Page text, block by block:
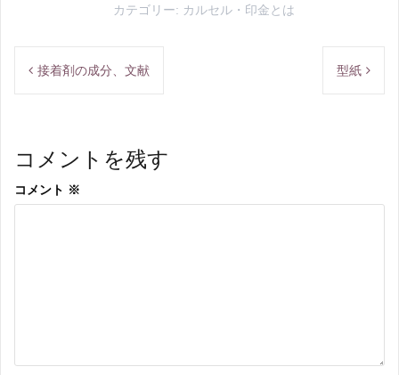
カテゴリー: カルセル ・ 印金とは
投
ビ
ゲ
ン
接着剤の成分、文献 型紙
コメントを残す
コメント ※